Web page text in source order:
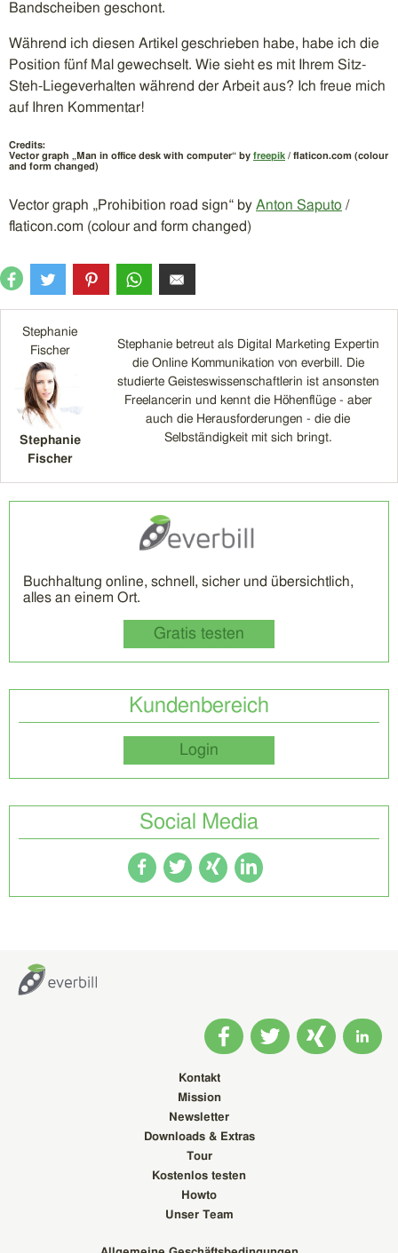
Bandscheiben geschont.
Während ich diesen Artikel geschrieben habe, habe ich die
Position fünf Mal gewechselt. Wie sieht es mit Ihrem Sitz-
Steh-Liegeverhalten während der Arbeit aus? Ich freue mich
auf Ihren Kommentar!
Credits:
Vector graph „Man in office desk with computer“ by freepik / flaticon.com (colour
and form changed)
Vector graph „Prohibition road sign“ by Anton Saputo /
flaticon.com (colour and form changed)
Stephanie
Fischer
Stephanie
Fischer
Stephanie betreut als Digital Marketing Expertin
die Online Kommunikation von everbill. Die
studierte Geisteswissenschaftlerin ist ansonsten
Freelancerin und kennt die Höhenflüge - aber
auch die Herausforderungen - die die
Selbständigkeit mit sich bringt.
Buchhaltung online, schnell, sicher und übersichtlich,
alles an einem Ort.
Gratis testen
Kundenbereich
Login
Social Media
Kontakt
Mission
Newsletter
Downloads & Extras
Tour
Kostenlos testen
Howto
Unser Team